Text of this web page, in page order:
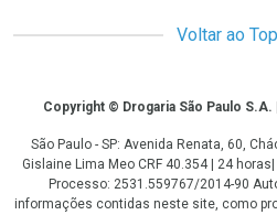
Voltar ao
CopyrightCopyright © Drogaria São Paulo
São Paulo - SP: Avenida Renata, 60,
Gislaine Lima Meo CRF 40.354 | 24
Processo: 2531.559767/2014-90
informações contidas neste site, como